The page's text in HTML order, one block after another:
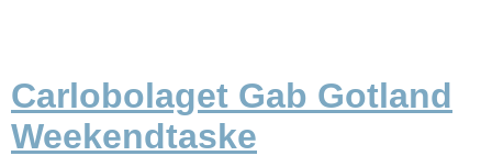
Carlobolaget Gab Gotland
Weekendtaske